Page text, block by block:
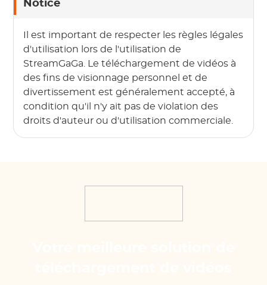
Notice
Il est important de respecter les règles légales
d'utilisation lors de l'utilisation de
StreamGaGa. Le téléchargement de vidéos à
des fins de visionnage personnel et de
divertissement est généralement accepté, à
condition qu'il n'y ait pas de violation des
droits d'auteur ou d'utilisation commerciale.